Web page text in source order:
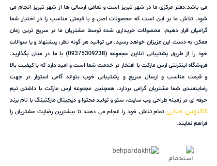
می باشد.دفتر مرکزی ما در شهر تبریز است و تمامی ارسالی ها از شهر تبریز انجام می
شود. تلاش ما بر این است که محصولات اصل و با قیمتی مناسب را در اختیار شما
گرامیان قرار دهیم. محصولات خریداری شده توسط مشتریان ما در سریع ترین زمان
ممکن به دست این عزیزان خواهد رسید. می توانید هر گونه نظر، پیشنهاد و یا سوالات
خود را از طریق پشتیبانی آنلاین مجموعه (09375309238) با ما در میان بگذارید.
فروشگاه اینترنتی ارس مارکت با افتخار در خدمت شما است و امید دارد که با کیفیت بالا
و قیمت مناسب و ارسال سریع و پشتیبانی خوب بتواند گامی استوار در جهت
رضایتمندی شما مشتریان گرامی بردارد. همچنین مجموعه ارس مارکت با داشتن تیم
حرفه ای در زمینه طراحی وب سایت، سئو و تولید محتوا و دیجیتال مارکتینگ با نام برند
کاکتوس طلاییتمام تلاش خود را انجام می دهند تا بیشترین رضایت مشتریان را
فراهم نمایند.